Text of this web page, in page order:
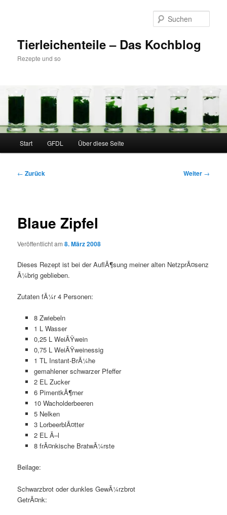
Tierleichenteile – Das Kochblog
Rezepte und so
Start GFDL Über diese Seite
Beitragsnavigation
← Zurück Weiter →
Blaue Zipfel
Veröffentlicht am8. März 2008
Dieses Rezept ist bei der AuflÃ¶sung meiner alten NetzprÃ¤senz
Ã¼brig geblieben.
Zutaten fÃ¼r 4 Personen:
8 Zwiebeln
1 L Wasser
0,25 L WeiÃŸwein
0,75 L WeiÃŸweinessig
1 TL Instant-BrÃ¼he
gemahlener schwarzer Pfeffer
2 EL Zucker
6 PimentkÃ¶rner
10 Wacholderbeeren
5 Nelken
3 LorbeerblÃ¤tter
2 EL Ã–l
8 frÃ¤nkische BratwÃ¼rste
Beilage:
Schwarzbrot oder dunkles GewÃ¼rzbrot
GetrÃ¤nk: